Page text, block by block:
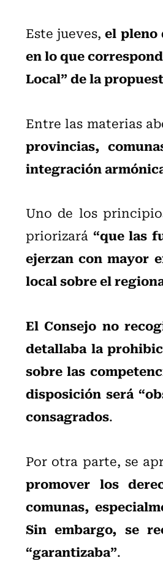
Este jueves,el pleno
en lo que
Local” de la
Entre las materias
provincias,
integración
Uno de los
priorizará “que las
ejerzan con mayor
local sobre el
El Consejo no
detallaba la
sobre las
disposición será
consagrados.
Por otra parte, se
promover los
comunas,
Sin embargo, se
“garantizaba”.